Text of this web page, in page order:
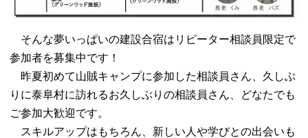
そんな夢いっぱいの建設合宿はリピーター相談員限定で
参加者を募集中です！
昨夏初めて山賊キャンプに参加した相談員さん、久しぶ
りに泰阜村に訪れるお久しぶりの相談員さん、どなたでも
ご参加大歓迎です。
スキルアップはもちろん、新しい人や学びとの出会いも